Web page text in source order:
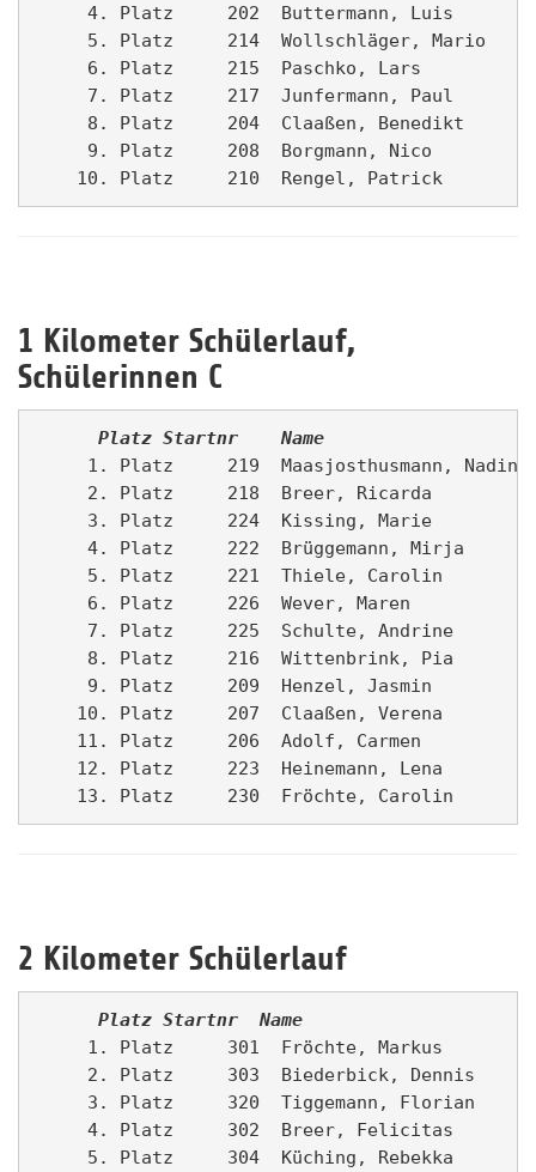
4. Platz     202  Buttermann, Luis
5. Platz     214  Wollschläger, Mario
6. Platz     215  Paschko, Lars
7. Platz     217  Junfermann, Paul
8. Platz     204  Claaßen, Benedikt
9. Platz     208  Borgmann, Nico
1 Kilometer Schülerlauf,
Schülerinnen C
      Platz
Startnr
Name
1. Platz     219  Maasjosthusmann,
2. Platz     218  Breer, Ricarda
3. Platz     224  Kissing, Marie
4. Platz     222  Brüggemann, Mirja
5. Platz     221  Thiele, Carolin
6. Platz     226  Wever, Maren
7. Platz     225  Schulte, Andrine
8. Platz     216  Wittenbrink, Pia
9. Platz     209  Henzel, Jasmin
10. Platz     207  Claaßen, Verena
11. Platz     206  Adolf, Carmen
12. Platz     223  Heinemann, Lena
2 Kilometer Schülerlauf
      Platz
Startnr Name
1. Platz     301  Fröchte, Markus
2. Platz     303  Biederbick, Dennis
3. Platz     320  Tiggemann, Florian
4. Platz     302  Breer, Felicitas
5. Platz     304  Küching, Rebekka